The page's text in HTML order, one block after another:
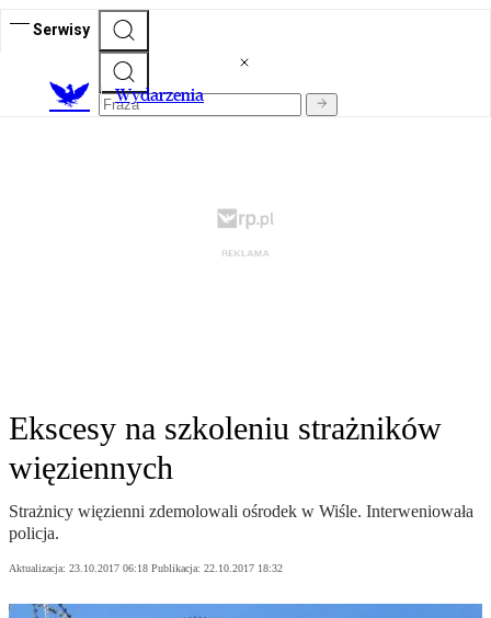
Serwisy
Wydarzenia
Ekscesy na szkoleniu strażników
więziennych
Strażnicy więzienni zdemolowali ośrodek w Wiśle. Interweniowała
policja.
Aktualizacja: 23.10.2017 06:18 Publikacja: 22.10.2017 18:32